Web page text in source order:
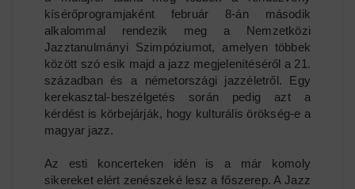
kísérőprogramjaként február 8-án második
alkalommal rendezik meg a Nemzetközi
Jazztanulmányi Szimpóziumot, amelyen többek
között szó esik majd a jazz megjelenítéséről a 21.
században és a németországi jazzéletről. Egy
kerekasztal-beszélgetés során pedig azt a
kérdést is körbejárják, hogy kulturális örökség-e a
magyar jazz.
Az esti koncerteken idén is a már komoly
sikereket elért zenészeké lesz a főszerep. A Jazz